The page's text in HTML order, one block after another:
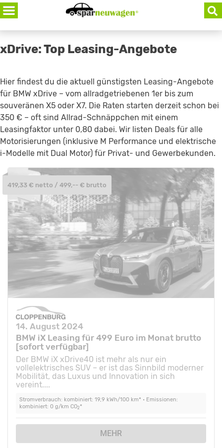
Skip
to
content
xDrive: Top Leasing-Angebote
Hier findest du die aktuell günstigsten Leasing-Angebote
für BMW xDrive – vom allradgetriebenen 1er bis zum
souveränen X5 oder X7. Die Raten starten derzeit schon bei
350 € – oft sind Allrad-Schnäppchen mit einem
Leasingfaktor unter 0,80 dabei. Wir listen Deals für alle
Motorisierungen (inklusive M Performance und elektrische
i-Modelle mit Dual Motor) für Privat- und Gewerbekunden.
14. August 2024
BMW iX Leasing für 499 Euro im Monat brutto
[sofort verfügbar]
Der BMW iX xDrive40 ist mehr als nur ein
vollelektrisches SUV – er ist das Sinnbild moderner
Mobilität, das Luxus und Innovation in sich
vereint....
Stromverbrauch: kombiniert: 19,9 kWh/100 km* • Emissionen:
kombiniert: 0 g/km CO2*
MEHR
419,33 € netto / 499,-- € brutto